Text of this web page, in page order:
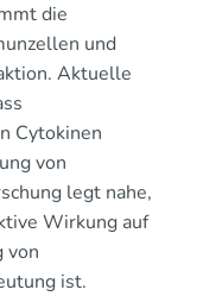
die
und
Aktuelle
Cytokinen
von
legt nahe,
Wirkung auf
von
ist.